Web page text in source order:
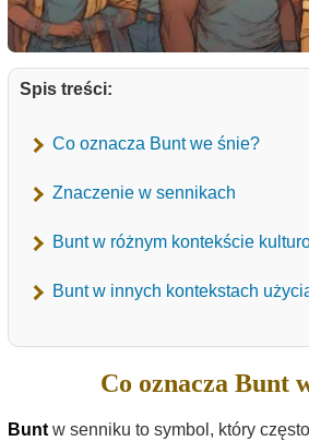
Spis treści:
Co oznacza Bunt we śnie?
Znaczenie w sennikach
Bunt w różnym kontekście
Bunt w innych kontekstach
Co oznacza Bunt
Bunt w senniku to symbol, który